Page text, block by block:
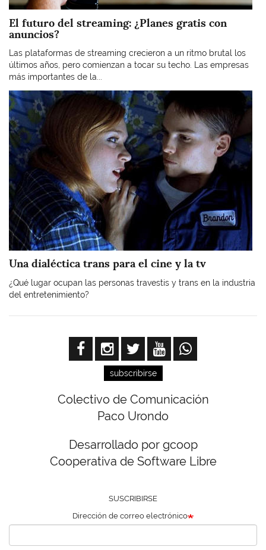
El futuro del streaming: ¿Planes gratis con
anuncios?
Las plataformas de streaming crecieron a un ritmo brutal los
últimos años, pero comienzan a tocar su techo. Las empresas
más importantes de la...
Imagen
Una dialéctica trans para el cine y la tv
¿Qué lugar ocupan las personas travestis y trans en la industria
del entretenimiento?
subscribirse
Colectivo de Comunicación
Paco Urondo
Desarrollado por gcoop
Cooperativa de Software Libre
SUSCRIBIRSE
Dirección de correo electrónico